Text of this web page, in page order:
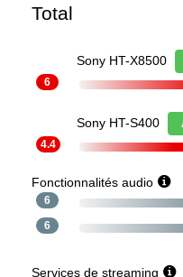
Total
Sony HT-X8500
6
Sony HT-S400
4.4
Fonctionnalités audio
6
6
Services de streaming